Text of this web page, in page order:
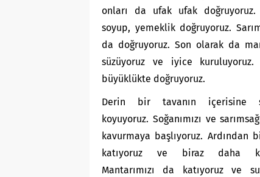
onları da ufak ufak doğruyoruz.
soyup, yemeklik doğruyoruz.
da doğruyoruz. Son olarak da
süzüyoruz ve iyice kuruluyoruz.
büyüklükte doğruyoruz.
Derin bir tavanın içerisine
koyuyoruz. Soğanımızı ve
kavurmaya başlıyoruz. Ardından
katıyoruz ve biraz daha
Mantarımızı da katıyoruz ve